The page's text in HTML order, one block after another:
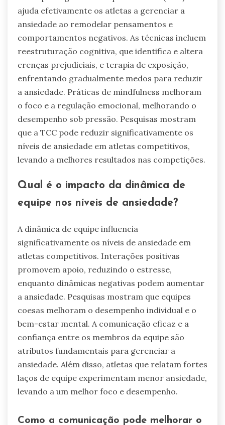
ajuda efetivamente os atletas a gerenciar a
ansiedade ao remodelar pensamentos e
comportamentos negativos. As técnicas incluem
reestruturação cognitiva, que identifica e altera
crenças prejudiciais, e terapia de exposição,
enfrentando gradualmente medos para reduzir
a ansiedade. Práticas de mindfulness melhoram
o foco e a regulação emocional, melhorando o
desempenho sob pressão. Pesquisas mostram
que a TCC pode reduzir significativamente os
níveis de ansiedade em atletas competitivos,
levando a melhores resultados nas competições.
Qual é o impacto da dinâmica de
equipe nos níveis de ansiedade?
A dinâmica de equipe influencia
significativamente os níveis de ansiedade em
atletas competitivos. Interações positivas
promovem apoio, reduzindo o estresse,
enquanto dinâmicas negativas podem aumentar
a ansiedade. Pesquisas mostram que equipes
coesas melhoram o desempenho individual e o
bem-estar mental. A comunicação eficaz e a
confiança entre os membros da equipe são
atributos fundamentais para gerenciar a
ansiedade. Além disso, atletas que relatam fortes
laços de equipe experimentam menor ansiedade,
levando a um melhor foco e desempenho.
Como a comunicação pode melhorar o